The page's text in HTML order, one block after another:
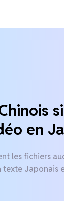
en
les fichiers
texte Japonais